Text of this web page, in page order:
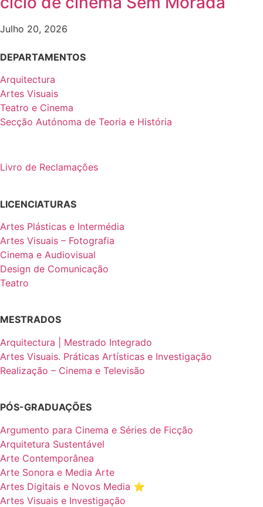
Julho 20, 2026
DEPARTAMENTOS
Arquitectura
Artes Visuais
Teatro e Cinema
Secção Autónoma de Teoria e História
Livro de Reclamações
LICENCIATURAS
Artes Plásticas e Intermédia
Artes Visuais – Fotografia
Cinema e Audiovisual
Design de Comunicação
Teatro
MESTRADOS
Arquitectura | Mestrado Integrado
Artes Visuais. Práticas Artísticas e Investigação
Realização – Cinema e Televisão
PÓS-GRADUAÇÕES
Argumento para Cinema e Séries de Ficção
Arquitetura Sustentável
Arte Contemporânea
Arte Sonora e Media Arte
Artes Digitais e Novos Media ⭐️
Artes Visuais e Investigação